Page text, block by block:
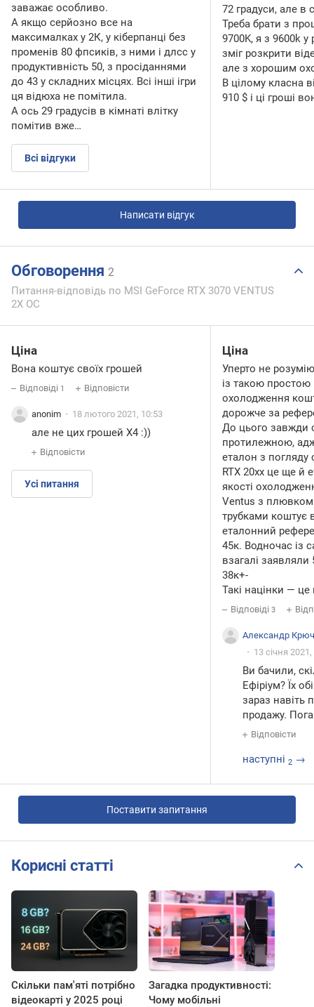
заважає особливо.
А якщо серйозно все на
максималках у 2К, у кіберпанці без
променів 80 фпсиків, з ними і длсс у
продуктивність 50, з просіданнями
до 43 у складних місцях. Всі інші ігри
ця відюха не помітила.
А ось 29 градусів в кімнаті влітку
помітив вже…
Всі відгуки
72 градуси, але в
Треба брати з
9700K, я з 9600k у
зміг розкрити
але з хорошим
В цілому класна
910 $ і ці гроші
Написати відгук
Обговорення 2
Питання-відповідь по MSI GeForce RTX 3070 VENTUS
2X OC
Ціна
Вона коштує своїх грошей
Відповіді 1 Відповісти
anonim 18 лютого 2021, 10:53
але не цих грошей X4 :))
Відповісти
Усі питання
Ціна
Уперто не
із такою простою
охолодження
дорожче за
До цього завжди
протилежною,
еталон з погляду
RTX 20xx це ще й
якості
Ventus з
трубками коштує
еталонний
45к. Водночас із
взагалі заявляли
38к+-
Такі націнки —
Відповіді 3
Александр
13 січня
Ви бачили,
Ефіріум? Їх
зараз навіть
продажу.
Відповісти
наступні 2 →
Поставити запитання
Корисні статті
Скільки пам'яті потрібно
відеокарті у 2025 році
Загадка продуктивності:
Чому мобільні